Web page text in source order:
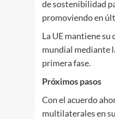
de sostenibilidad
promoviendo en
La UE mantiene su
mundial mediante
primera fase.
Próximos pasos
Con el acuerdo
multilaterales en